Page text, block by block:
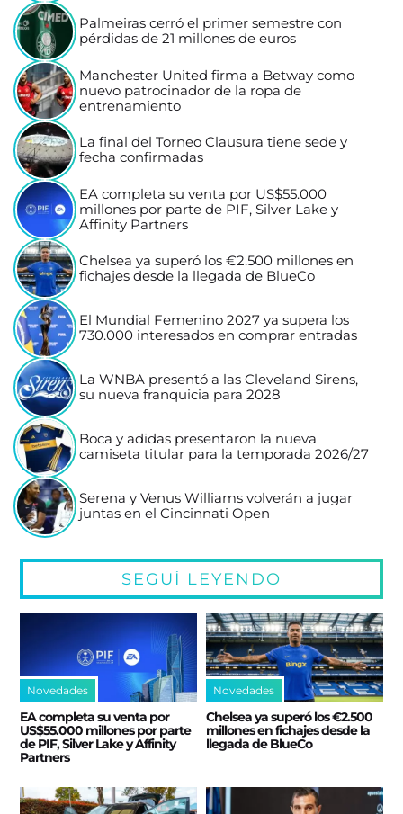
Palmeiras cerró el primer semestre con
pérdidas de 21 millones de euros
Manchester United firma a Betway como
nuevo patrocinador de la ropa de
entrenamiento
La final del Torneo Clausura tiene sede y
fecha confirmadas
EA completa su venta por US$55.000
millones por parte de PIF, Silver Lake y
Affinity Partners
Chelsea ya superó los €2.500 millones en
fichajes desde la llegada de BlueCo
El Mundial Femenino 2027 ya supera los
730.000 interesados en comprar entradas
La WNBA presentó a las Cleveland Sirens,
su nueva franquicia para 2028
Boca y adidas presentaron la nueva
camiseta titular para la temporada 2026/27
Serena y Venus Williams volverán a jugar
juntas en el Cincinnati Open
SEGUÍ LEYENDO
Novedades
EA completa su venta por
US$55.000 millones por parte
de PIF, Silver Lake y Affinity
Partners
Novedades
Chelsea ya superó los €2.500
millones en fichajes desde la
llegada de BlueCo